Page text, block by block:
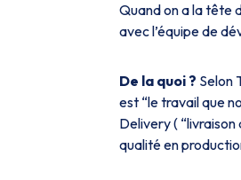
Quand on a la tête
avec l’équipe de
De la quoi ? Selon
est “le travail que
Delivery (
qualité en